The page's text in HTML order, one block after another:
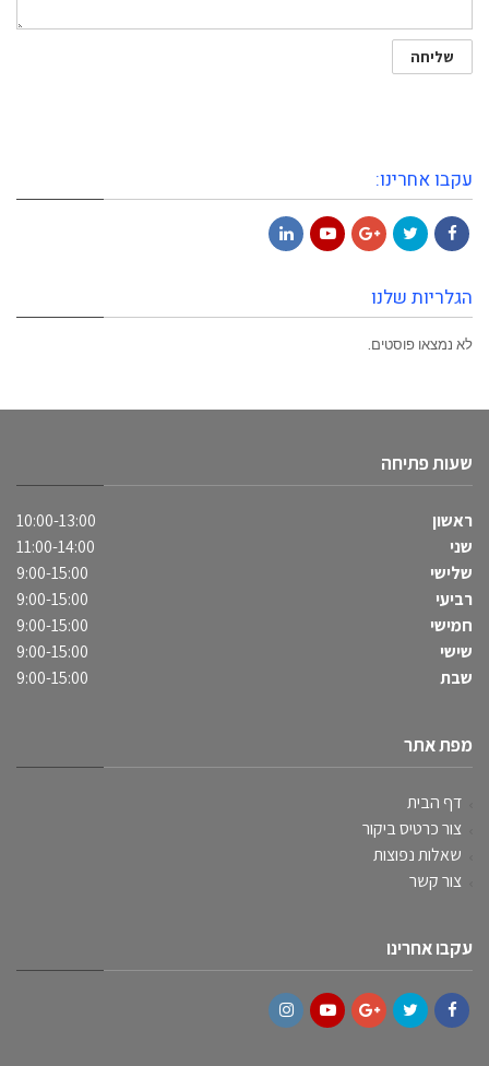
עקבו אחרינו:
הגלריות שלנו
לא נמצאו פוסטים.
שעות פתיחה
ראשון
10:00-13:00
שני
11:00-14:00
שלישי
9:00-15:00
רביעי
9:00-15:00
חמישי
9:00-15:00
שישי
9:00-15:00
שבת
9:00-15:00
מפת אתר
דף הבית
צור כרטיס ביקור
שאלות נפוצות
צור קשר
עקבו אחרינו